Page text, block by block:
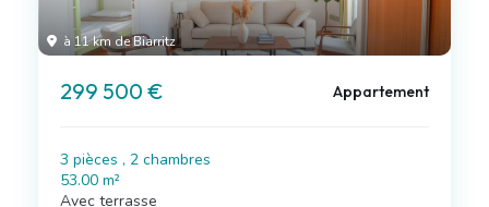
à 11 km de Biarritz
299 500 € Appartement
3 pièces , 2 chambres
53.00 m²
Avec terrasse